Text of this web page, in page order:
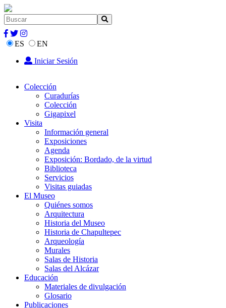
ES
EN
Iniciar Sesión
Colección
Curadurías
Colección
Gigapixel
Visita
Información general
Exposiciones
Agenda
Exposición: Bordado, de la virtud
Biblioteca
Servicios
Visitas guiadas
El Museo
Quiénes somos
Arquitectura
Historia del Museo
Historia de Chapultepec
Arqueología
Murales
Salas de Historia
Salas del Alcázar
Educación
Materiales de divulgación
Glosario
Publicaciones